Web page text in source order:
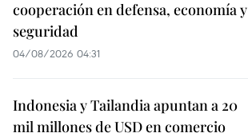
cooperación en defensa, economía y
seguridad
04/08/2026 04:31
Indonesia y Tailandia apuntan a 20
mil millones de USD en comercio